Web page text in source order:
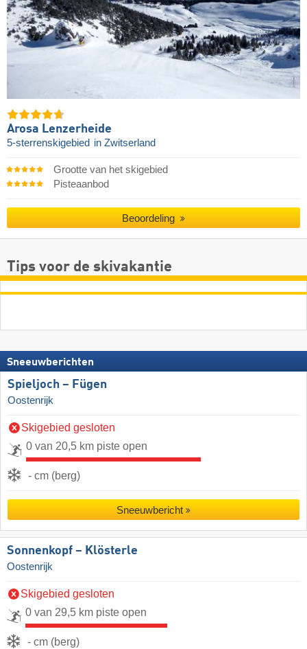
Arosa Lenzerheide
5-sterrenskigebied in Zwitserland
Grootte van het skigebied
Pisteaanbod
Beoordeling
Tips voor de skivakantie
Sneeuwberichten
Spieljoch – Fügen
Oostenrijk
Skigebied gesloten
0 van 20,5 km piste open
- cm (berg)
Sneeuwbericht
Sonnenkopf – Klösterle
Oostenrijk
Skigebied gesloten
0 van 29,5 km piste open
- cm (berg)